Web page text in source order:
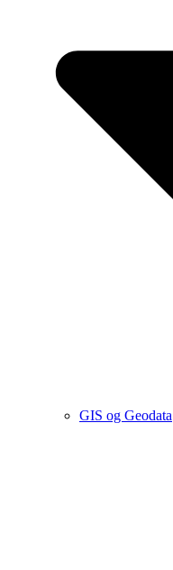
GIS og Geodata